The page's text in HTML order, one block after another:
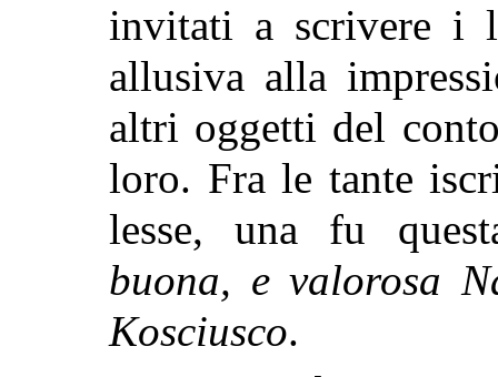
invitati a scrivere i
allusiva alla
altri oggetti del
loro. Fra le tante
lesse, una fu
buona, e valorosa
Kosciusco.